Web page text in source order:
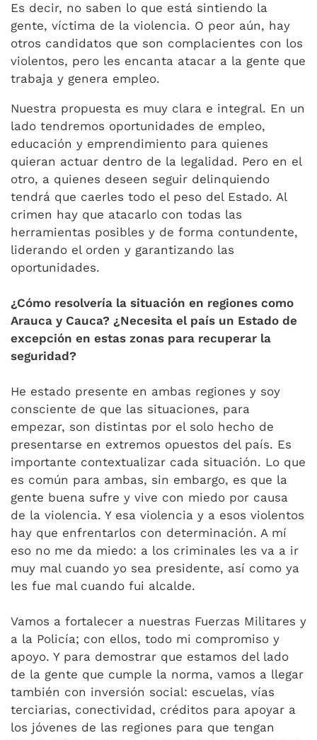
Es decir, no saben lo que está sintiendo la
gente, víctima de la violencia. O peor aún, hay
otros candidatos que son complacientes con los
violentos, pero les encanta atacar a la gente que
trabaja y genera empleo.
Nuestra propuesta es muy clara e integral. En un
lado tendremos oportunidades de empleo,
educación y emprendimiento para quienes
quieran actuar dentro de la legalidad. Pero en el
otro, a quienes deseen seguir delinquiendo
tendrá que caerles todo el peso del Estado. Al
crimen hay que atacarlo con todas las
herramientas posibles y de forma contundente,
liderando el orden y garantizando las
oportunidades.
¿Cómo resolvería la situación en regiones como
Arauca y Cauca? ¿Necesita el país un Estado de
excepción en estas zonas para recuperar la
seguridad?
He estado presente en ambas regiones y soy
consciente de que las situaciones, para
empezar, son distintas por el solo hecho de
presentarse en extremos opuestos del país. Es
importante contextualizar cada situación. Lo que
es común para ambas, sin embargo, es que la
gente buena sufre y vive con miedo por causa
de la violencia. Y esa violencia y a esos violentos
hay que enfrentarlos con determinación. A mí
eso no me da miedo: a los criminales les va a ir
muy mal cuando yo sea presidente, así como ya
les fue mal cuando fui alcalde.
Vamos a fortalecer a nuestras Fuerzas Militares y
a la Policía; con ellos, todo mi compromiso y
apoyo. Y para demostrar que estamos del lado
de la gente que cumple la norma, vamos a llegar
también con inversión social: escuelas, vías
terciarias, conectividad, créditos para apoyar a
los jóvenes de las regiones para que tengan